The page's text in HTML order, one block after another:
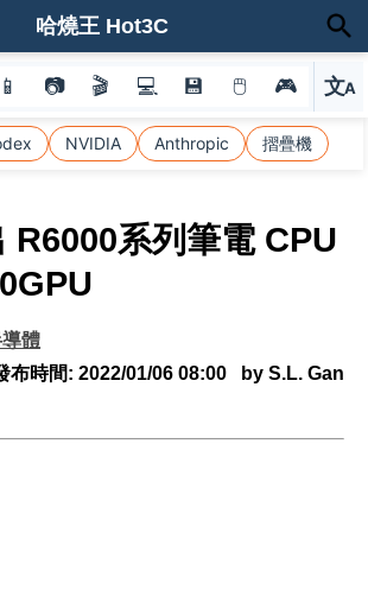
📱 📷 🎬 💻 💾 🖱 🎮 文A
選
NVIDIA Anthropic 摺疊機
哈燒王 Hot3C
R6000系列筆電 CPU
體
布時間: 2022/01/06 08:00 by S.L. Gan